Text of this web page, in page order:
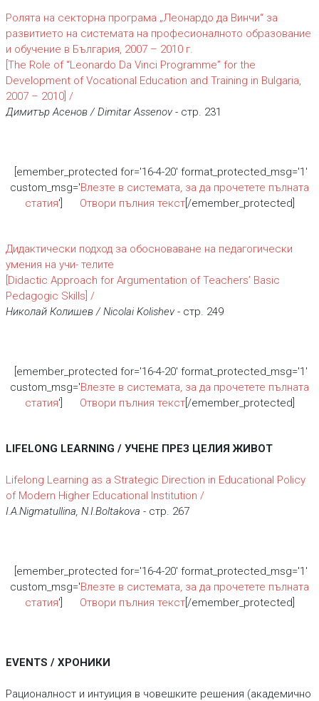
Ролята на секторна програма „Леонардо да Винчи“ за
развитието на системата на професионалното образование
и обучение в България, 2007 – 2010 г.
[The Role оf “Leonardo Da Vinci Programme” for the
Development of Vocational Education and Training in Bulgaria,
2007 – 2010] /
Димитър Асенов / Dimitar Assenov- стр. 231
[emember_protected for='16-4-20' format_protected_msg='1'
custom_msg='Влезте в системата, за да прочетете пълната
статия'] Отвори пълния текст[/emember_protected]
Дидактически подход за обосноваване на педагогически
умения на учи- телите
[Didactic Approach for Argumentation of Teachers’ Basic
Pedagogic Skills] /
Николай Колишев / Nicolai Kolishev- стр. 249
[emember_protected for='16-4-20' format_protected_msg='1'
custom_msg='Влезте в системата, за да прочетете пълната
статия'] Отвори пълния текст[/emember_protected]
LIFELONG LEARNING / УЧЕНЕ ПРЕЗ ЦЕЛИЯ ЖИВОТ
Lifelong Learning аs а Strategic Direction in Educational Policy
of Modern Higher Educational Institution /
I.A.Nigmatullina, N.I.Boltakova - стр. 267
[emember_protected for='16-4-20' format_protected_msg='1'
custom_msg='Влезте в системата, за да прочетете пълната
статия'] Отвори пълния текст[/emember_protected]
EVENTS / ХРОНИКИ
Рационалност и интуиция в човешките решения (академично